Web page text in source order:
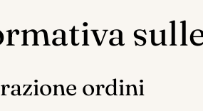
ordini